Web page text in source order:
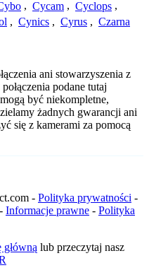
, Cycam , Cyclops ,
, Cynics , Cyrus , Czarna
ani stowarzyszenia z
podane tutaj
być niekompletne,
żadnych gwarancji ani
się z kamerami za pomocą
- Polityka prywatności -
- Informacje prawne - Polityka
lub przeczytaj nasz